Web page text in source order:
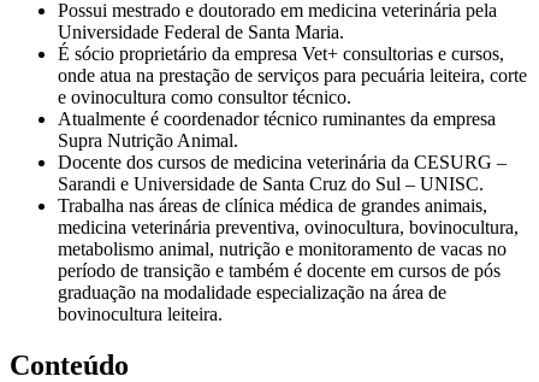
Possui mestrado e doutorado em medicina veterinária pela
Universidade Federal de Santa Maria.
É sócio proprietário da empresa Vet+ consultorias e cursos,
onde atua na prestação de serviços para pecuária leiteira, corte
e ovinocultura como consultor técnico.
Atualmente é coordenador técnico ruminantes da empresa
Supra Nutrição Animal.
Docente dos cursos de medicina veterinária da CESURG –
Sarandi e Universidade de Santa Cruz do Sul – UNISC.
Trabalha nas áreas de clínica médica de grandes animais,
medicina veterinária preventiva, ovinocultura, bovinocultura,
metabolismo animal, nutrição e monitoramento de vacas no
período de transição e também é docente em cursos de pós
graduação na modalidade especialização na área de
bovinocultura leiteira.
Conteúdo